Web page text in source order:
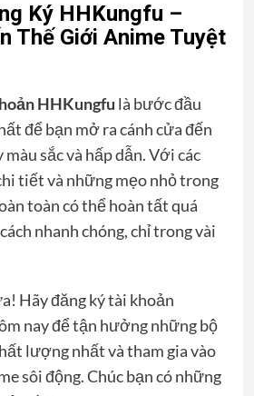
Ký HHKungfu –
Thế Giới Anime Tuyệt
HHKungfu là bước đầu
để bạn mở ra cánh cửa đến
sắc và hấp dẫn. Với các
tiết và những mẹo nhỏ trong
toàn có thể hoàn tất quá
nhanh chóng, chỉ trong vài
Hãy đăng ký tài khoản
nay để tận hưởng những bộ
lượng nhất và tham gia vào
sôi động. Chúc bạn có những